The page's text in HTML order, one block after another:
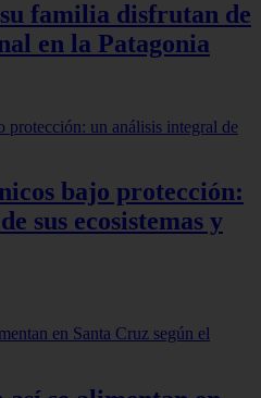
familia disfrutan de
en la Patagonia
bajo protección:
sus ecosistemas y